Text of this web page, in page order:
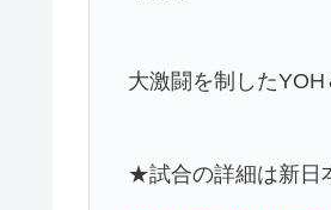
大激闘を制した
★試合の詳細は新日